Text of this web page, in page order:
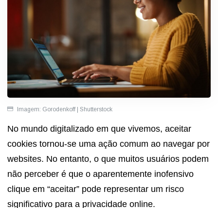
Imagem: Gorodenkoff | Shutterstock
No mundo digitalizado em que vivemos, aceitar
cookies tornou-se uma ação comum ao navegar por
websites. No entanto, o que muitos usuários podem
não perceber é que o aparentemente inofensivo
clique em “aceitar” pode representar um risco
significativo para a privacidade online.